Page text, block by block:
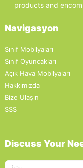
products and
Navigasyon
Sınıf Mobilyaları
Sınıf Oyuncakları
Açık Hava Mobilyaları
Hakkımızda
Bize Ulaşın
SSS
Discuss Your